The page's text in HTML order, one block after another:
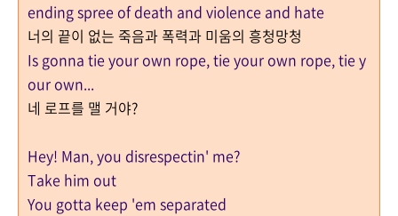
ending spree of death and violence and hate
너의 끝이 없는 죽음과 폭력과 미움의 흥청망청
Is gonna tie your own rope, tie your own rope, tie y
our own...
네 로프를 맬 거야?
Hey! Man, you disrespectin' me?
Take him out
You gotta keep 'em separated